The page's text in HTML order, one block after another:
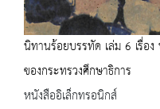
นิทานร้อยบรรทัด เล่ม 6 เรื่อ
ของกระทรวงศึกษาธิการ
หนังสืออิเล็กทรอนิกส์